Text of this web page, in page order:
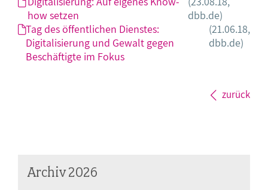
how setzen
dbb.de)
Tag des öffentlichen Dienstes:
Digitalisierung und Gewalt gegen
Beschäftigte im Fokus
(21.06.18,
dbb.de)
zurück
Archiv 2026